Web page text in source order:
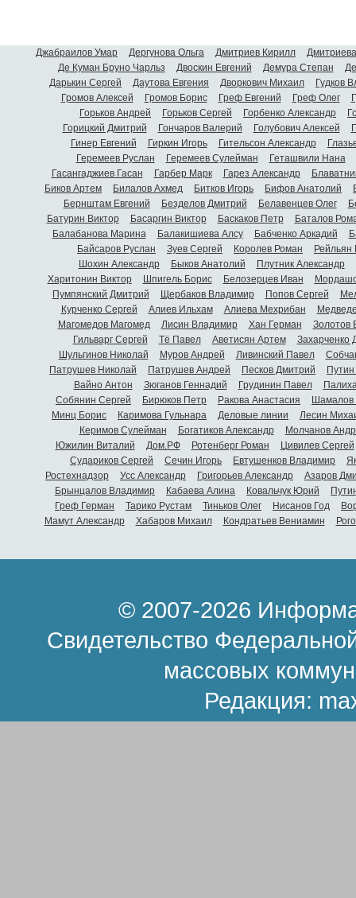
Джабраилов Умар Дергунова Ольга Дмитриев Кирилл
Де Куман Бруно Чарльз
Двоскин Евгений Демура Степан
Дарькин Сергей
Даутова Евгения Дворкович Михаил
Гудков
Громов Алексей
Громов Борис Греф Евгений Греф Олег
Горьков Андрей
Горьков Сергей Горбенко Александр
Горицкий Дмитрий
Гончаров Валерий Голубович Алексей
Гинер Евгений
Гиркин Игорь Гительсон Александр
Геремеев Руслан
Геремеев Сулейман
Геташвили Нана
Гасангаджиев Гасан
Гарбер Марк Гарез Александр
Биков Артем
Билалов Ахмед Битков Игорь Бифов Анатолий
Бернштам Евгений
Безделов Дмитрий Белавенцев Олег
Батурин Виктор
Басаргин Виктор Баскаков Петр
Баталов
Балабанова Марина
Балакишиева Алсу Бабченко Аркадий
Байсаров Руслан
Зуев Сергей Королев Роман
Шохин Александр
Быков Анатолий Плутник Александр
Харитонин Виктор
Шпигель Борис Белозерцев Иван
Пумпянский Дмитрий
Щербаков Владимир Попов Сергей
Курченко Сергей
Алиев Ильхам Алиева Мехрибан
Магомедов Магомед
Лисин Владимир Хан Герман
Золотов
Гильварг Сергей
Тё Павел Аветисян Артем
Захарченко
Шульгинов Николай
Муров Андрей Ливинский Павел
Патрушев Николай
Патрушев Андрей Песков Дмитрий
Вайно Антон
Зюганов Геннадий Грудинин Павел
Собянин Сергей
Бирюков Петр Ракова Анастасия
Шамалов
Минц Борис
Каримова Гульнара Деловые линии
Лесин
Керимов Сулейман
Богатиков Александр
Молчанов
Южилин Виталий
Дом.РФ Ротенберг Роман
Цивилев Сергей
Судариков Сергей
Сечин Игорь Евтушенков Владимир
Ростехнадзор
Усс Александр Григорьев Александр
Азаров
Брынцалов Владимир
Кабаева Алина Ковальчук Юрий
Греф Герман
Тарико Рустам Тиньков Олег Нисанов Год
Мамут Александр
Хабаров Михаил Кондратьев Вениамин
© 2007-2026
Свидетельство
массовых
Редакция: